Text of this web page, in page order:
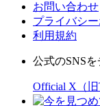
お問い合わせ
プライバシ
利用規約
公式のSNS
Official X（旧